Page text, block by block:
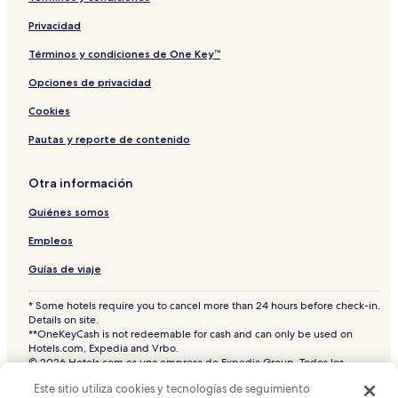
Canal de Lachine
Hoteles cerca de Salle Wilfrid-Pelletier
Hoteles 5 estrellas en The Underground City
Hoteles con gimnasio en Montreal
Hoteles con desayuno incluido en Montreal
Hoteles en Montreal
Hoteles cerca de Champ de Mars
Hoteles boutique en Ville-Marie
Hoteles 2 estrellas en Montreal
Departamentos en Sitio Histórico Nacional Canal de
Lachine
Hoteles boutique en Montreal
Hoteles cerca de Monument National
Privacidad
Términos y condiciones de One Key™
Opciones de privacidad
Cookies
Pautas y reporte de contenido
Otra información
Quiénes somos
Empleos
Guías de viaje
* Some hotels require you to cancel more than 24 hours before check-in.
Details on site.
**OneKeyCash is not redeemable for cash and can only be used on
Hotels.com, Expedia and Vrbo.
© 2026 Hotels.com es una empresa de Expedia Group. Todos los
Hoteles.com y el logotipo de Hoteles.com son marcas comerciales o
Este sitio utiliza cookies y tecnologías de seguimiento